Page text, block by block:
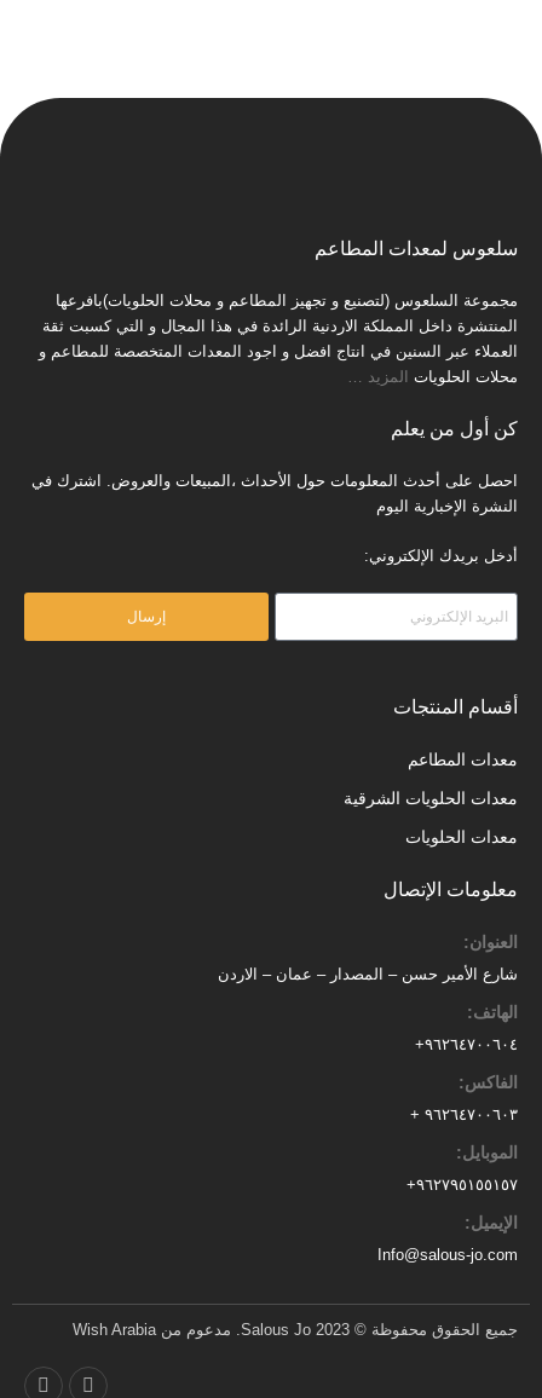
سلعوس لمعدات المطاعم
مجموعة السلعوس (لتصنيع و تجهيز المطاعم و محلات الحلويات)بافرعها
المنتشرة داخل المملكة الاردنية الرائدة في هذا المجال و التي كسبت ثقة
العملاء عبر السنين في انتاج افضل و اجود المعدات المتخصصة للمطاعم و
محلات الحلويات المزيد
كن أول من يعلم
احصل على أحدث المعلومات حول الأحداث ،المبيعات والعروض. اشترك في
النشرة الإخبارية اليوم
أدخل بريدك الإلكتروني:
إرسال
أقسام المنتجات
معدات المطاعم
معدات الحلويات الشرقية
معدات الحلويات
معلومات الإتصال
العنوان:
شارع الأمير حسن – المصدار – عمان – الاردن
الهاتف:
٩٦٢٦٤٧٠٠٦٠٤+
الفاكس:
٩٦٢٦٤٧٠٠٦٠٣ +
الموبايل:
٩٦٢٧٩٥١٥٥١٥٧+
الإيميل:
Info@salous-jo.com
جميع الحقوق محفوظة © 2023 Salous Jo. مدعوم من Wish Arabia